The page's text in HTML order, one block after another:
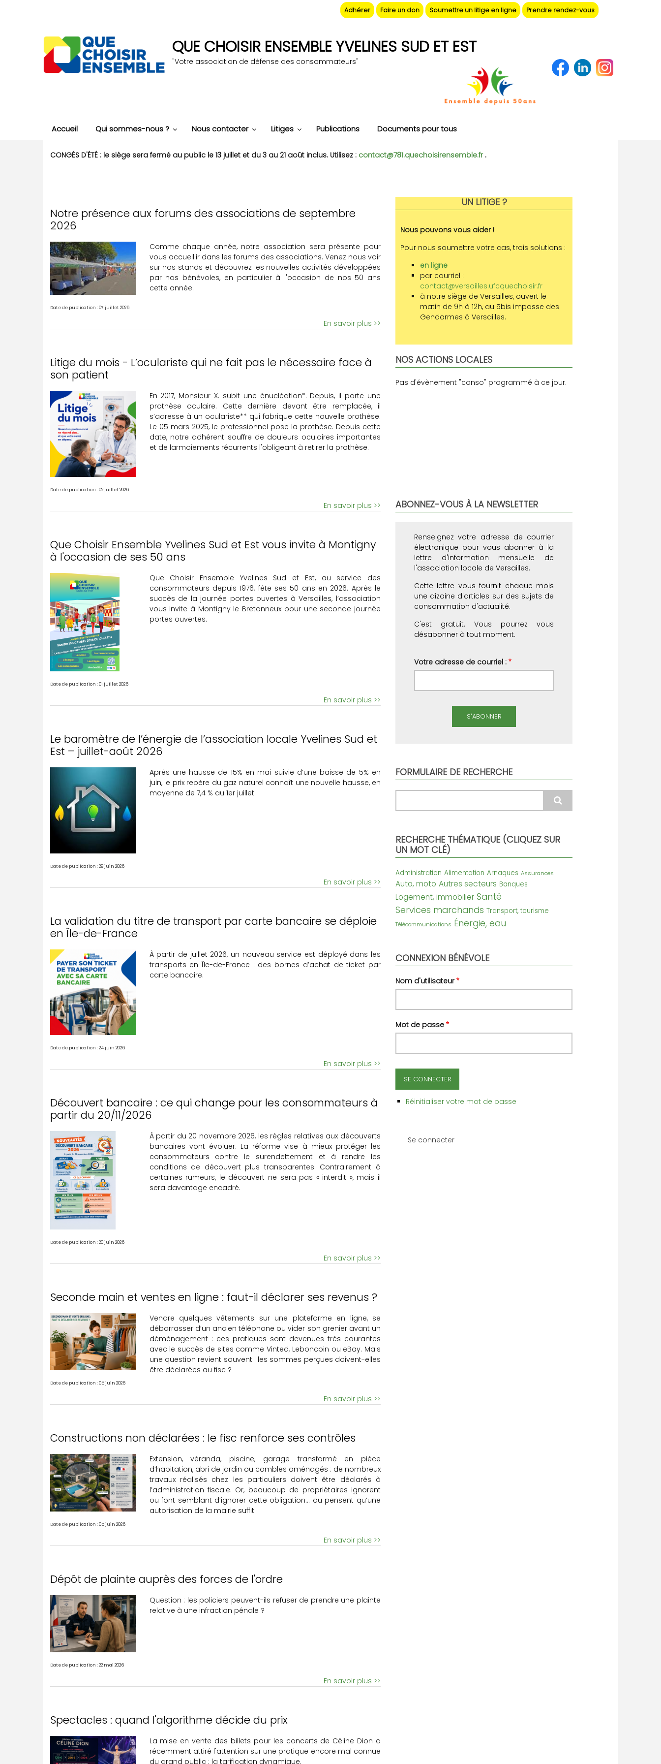
Adhérer Faire un don Soumettre un litige en ligne Prendre rendez-vous
QUE CHOISIR ENSEMBLE YVELINES SUD ET EST
"Votre association de défense des consommateurs"
Accueil Qui sommes-nous ? Nous contacter Litiges Publications Documents pour tous
CONGÉS D'ÉTÉ : le siège sera fermé au public le 13 juillet et du 3 au 21 août inclus. Utilisez : contact@781.quechoisirensemble.fr.
Notre présence aux forums des associations de septembre
2026
Date de publication : 07 juillet 2026
Comme chaque année, notre association sera présente pour
vous accueillir dans les forums des associations. Venez nous voir
sur nos stands et découvrez les nouvelles activités développées
par nos bénévoles, en particulier à l'occasion de nos 50 ans
cette année.
En savoir plus >>
Litige du mois - L’oculariste qui ne fait pas le nécessaire face à
son patient
Date de publication : 02 juillet 2026
En 2017, Monsieur X. subit une énucléation*. Depuis, il porte une
prothèse oculaire. Cette dernière devant être remplacée, il
s’adresse à un oculariste** qui fabrique cette nouvelle prothèse.
Le 05 mars 2025, le professionnel pose la prothèse. Depuis cette
date, notre adhérent souffre de douleurs oculaires importantes
et de larmoiements récurrents l'obligeant à retirer la prothèse.
En savoir plus >>
Que Choisir Ensemble Yvelines Sud et Est vous invite à Montigny
à l'occasion de ses 50 ans
Date de publication : 01 juillet 2026
Que Choisir Ensemble Yvelines Sud et Est, au service des
consommateurs depuis 1976, fête ses 50 ans en 2026. Après le
succès de la journée portes ouvertes à Versailles, l’association
vous invite à Montigny le Bretonneux pour une seconde journée
portes ouvertes.
En savoir plus >>
Le baromètre de l’énergie de l’association locale Yvelines Sud et
Est – juillet-août 2026
Date de publication : 29 juin 2026
Après une hausse de 15% en mai suivie d’une baisse de 5% en
juin, le prix repère du gaz naturel connaît une nouvelle hausse, en
moyenne de 7,4 % au 1er juillet.
En savoir plus >>
La validation du titre de transport par carte bancaire se déploie
en Île-de-France
Date de publication : 24 juin 2026
À partir de juillet 2026, un nouveau service est déployé dans les
transports en Île-de-France : des bornes d’achat de ticket par
carte bancaire.
En savoir plus >>
Découvert bancaire : ce qui change pour les consommateurs à
partir du 20/11/2026
Date de publication : 20 juin 2026
À partir du 20 novembre 2026, les règles relatives aux découverts
bancaires vont évoluer. La réforme vise à mieux protéger les
consommateurs contre le surendettement et à rendre les
conditions de découvert plus transparentes. Contrairement à
certaines rumeurs, le découvert ne sera pas « interdit », mais il
sera davantage encadré.
En savoir plus >>
Seconde main et ventes en ligne : faut-il déclarer ses revenus ?
Date de publication : 05 juin 2026
Vendre quelques vêtements sur une plateforme en ligne, se
débarrasser d’un ancien téléphone ou vider son grenier avant un
déménagement : ces pratiques sont devenues très courantes
avec le succès de sites comme Vinted, Leboncoin ou eBay. Mais
une question revient souvent : les sommes perçues doivent-elles
être déclarées au fisc ?
En savoir plus >>
Constructions non déclarées : le fisc renforce ses contrôles
Date de publication : 05 juin 2026
Extension, véranda, piscine, garage transformé en pièce
d’habitation, abri de jardin ou combles aménagés : de nombreux
travaux réalisés chez les particuliers doivent être déclarés à
l’administration fiscale. Or, beaucoup de propriétaires ignorent
ou font semblant d’ignorer cette obligation… ou pensent qu’une
autorisation de la mairie suffit.
En savoir plus >>
Dépôt de plainte auprès des forces de l'ordre
Date de publication : 22 mai 2026
Question : les policiers peuvent-ils refuser de prendre une plainte
relative à une infraction pénale ?
En savoir plus >>
Spectacles : quand l'algorithme décide du prix
La mise en vente des billets pour les concerts de Céline Dion a
récemment attiré l'attention sur une pratique encore mal connue
du grand public : la tarification dynamique.
UN LITIGE ?
Nous pouvons vous aider !
Pour nous soumettre votre cas, trois solutions :
en ligne
par courriel :
contact@versailles.ufcquechoisir.fr
à notre siège de Versailles, ouvert le
matin de 9h à 12h, au 5bis impasse des
Gendarmes à Versailles.
NOS ACTIONS LOCALES
Pas d'évènement "conso" programmé à ce jour.
ABONNEZ-VOUS À LA NEWSLETTER
Renseignez votre adresse de courrier
électronique pour vous abonner à la
lettre d'information mensuelle de
l'association locale de Versailles.
Cette lettre vous fournit chaque mois
une dizaine d'articles sur des sujets de
consommation d'actualité.
C'est gratuit. Vous pourrez vous
désabonner à tout moment.
Votre adresse de courriel :
FORMULAIRE DE RECHERCHE
RECHERCHE THÉMATIQUE (CLIQUEZ SUR
UN MOT CLÉ)
Administration Alimentation Arnaques Assurances
Auto, moto Autres secteurs Banques
Logement, immobilier Santé
Services marchands Transport, tourisme
Télécommunications Énergie, eau
CONNEXION BÉNÉVOLE
Nom d'utilisateur
Mot de passe
Réinitialiser votre mot de passe
MENU
Se connecter